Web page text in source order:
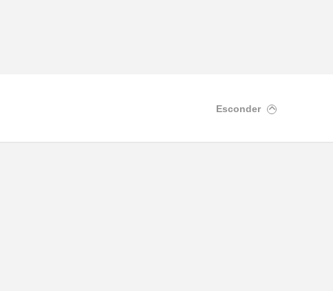
Esconder